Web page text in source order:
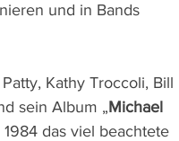
und in Bands
Kathy Troccoli, Bill
sein Album „Michael
das viel beachtete